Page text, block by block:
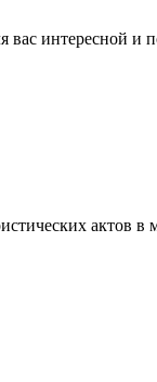
вас интересной и
актов